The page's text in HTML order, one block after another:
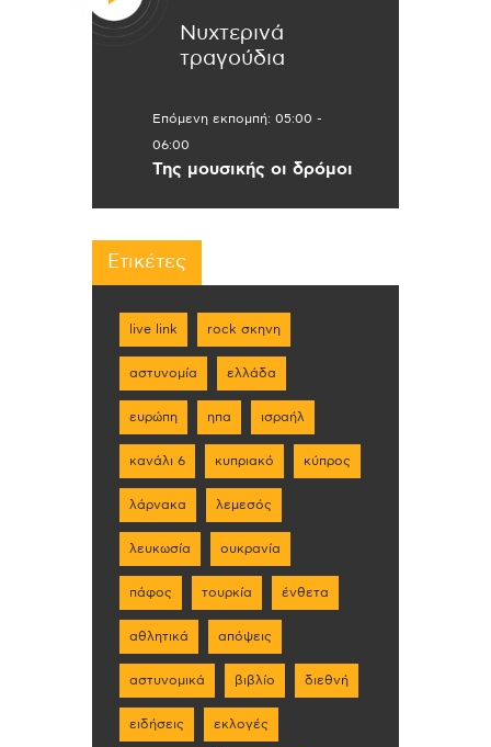
Νυχτερινά
τραγούδια
Επόμενη εκπομπή: 05:00 -
06:00
Της μουσικής οι δρόμοι
Ετικέτες
live link rock σκηνη
αστυνομία ελλάδα
ευρώπη ηπα ισραήλ
κανάλι 6 κυπριακό κύπρος
λάρνακα λεμεσός
λευκωσία ουκρανία
πάφος τουρκία ένθετα
αθλητικά απόψεις
αστυνομικά βιβλίο διεθνή
ειδήσεις εκλογές